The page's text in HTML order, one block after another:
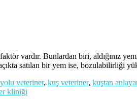
vardır. Bunlardan biri, aldığınız
satılan bir yem ise, bozulabilirliği
veteriner, kuş veteriner, kuştan
kliniği